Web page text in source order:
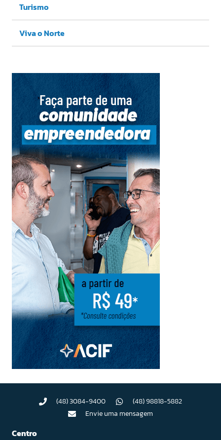
Turismo
Viva o Norte
(48) 3084-9400
(48) 98818-5882
Envie uma mensagem
Centro